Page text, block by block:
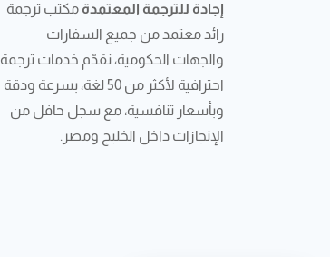
إجادة للترجمة المعتمدة مكتب ترجمة
رائد معتمد من جميع السفارات
والجهات الحكومية، نقدّم خدمات ترجمة
احترافية لأكثر من 50 لغة، بسرعة ودقة
وبأسعار تنافسية، مع سجل حافل من
الإنجازات داخل الخليج ومصر.